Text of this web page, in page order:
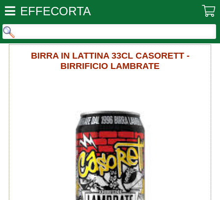
EFFECORTA
BIRRA IN LATTINA 33CL CASORETT -
BIRRIFICIO LAMBRATE